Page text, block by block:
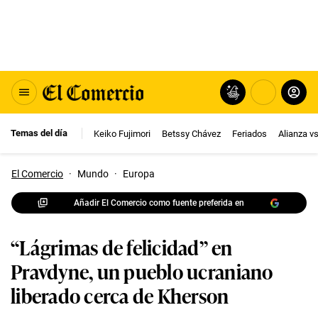
Temas del día Keiko Fujimori Betssy Chávez Feriados Alianza
El Comercio · Mundo · Europa
Añadir El Comercio como fuente preferida en
“Lágrimas de felicidad” en
Pravdyne, un pueblo ucraniano
liberado cerca de Kherson